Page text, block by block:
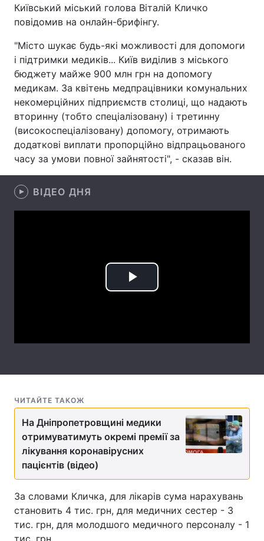
Спорт Наука
Техно і зв'язок Лайт
Зброя Інциденти
Здоров'я Туризм
Цікавинки Погода
Екологія Регіони
Лонгріди
Відео з Youtube Статті
Вакансії
Тема оформлення
Київський міський голова Віталій Кличко
повідомив на онлайн-брифінгу.
"Місто шукає будь-які можливості для допомоги
і підтримки медиків... Київ виділив з міського
бюджету майже 900 млн грн на допомогу
медикам. За квітень медпрацівники комунальних
некомерційних підприємств столиці, що надають
вторинну (тобто спеціалізовану) і третинну
(високоспеціалізовану) допомогу, отримають
додаткові виплати пропорційно відпрацьованого
часу за умови повної зайнятості", - сказав він.
ВІДЕО ДНЯ
Play
ЧИТАЙТЕ ТАКОЖ
На Дніпропетровщині медики
отримуватимуть окремі премії за
лікування коронавірусних
пацієнтів (відео)
За словами Кличка, для лікарів сума нарахувань
становить 4 тис. грн, для медичних сестер - 3
тис. грн, для молодшого медичного персоналу - 1
тис. грн.